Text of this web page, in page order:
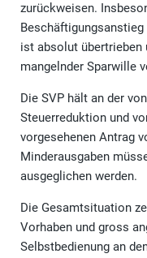
zurückweisen.
ist absolut übertrieben
mangelnder Sparwille
Die SVP hält an der
Steuerreduktion und
vorgesehenen Antrag
Minderausgaben
ausgeglichen werden.
Die Gesamtsituation
Vorhaben und gross
Selbstbedienung an